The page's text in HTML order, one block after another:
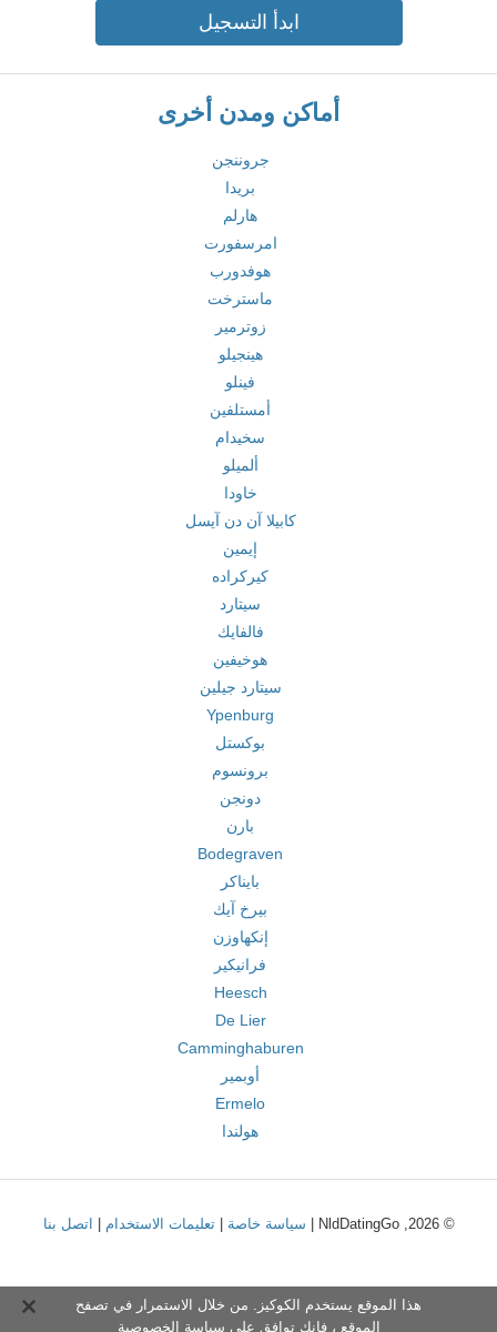
ابدأ التسجيل
أماكن ومدن أخرى
جروننجن
بريدا
هارلم
امرسفورت
هوفدورب
ماسترخت
زوترمير
هينجيلو
فينلو
أمستلفين
سخيدام
ألميلو
خاودا
كابيلا آن دن آيسل
إيمين
كيركراده
سيتارد
فالفايك
هوخيفين
سيتارد جيلين
Ypenburg
بوكستل
برونسوم
دونجن
بارن
Bodegraven
بايناكر
بيرخ آيك
إنكهاوزن
فرانيكير
Heesch
De Lier
Camminghaburen
أوبمير
Ermelo
هولندا
© 2026, NldDatingGo | سياسة خاصة |تعليمات الاستخدام اتصل بنا
هذا الموقع يستخدم الكوكيز. من خلال الاستمرار في تصفح
الموقع ، فإنك توافق على سياسة الخصوصية